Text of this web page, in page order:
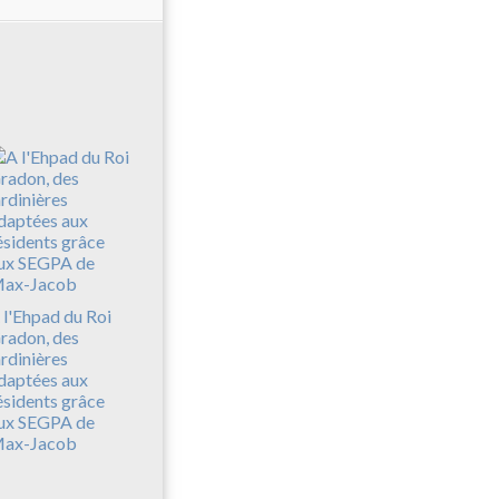
l
du Roi
des
aux
grâce
SEGPA de
Jacob